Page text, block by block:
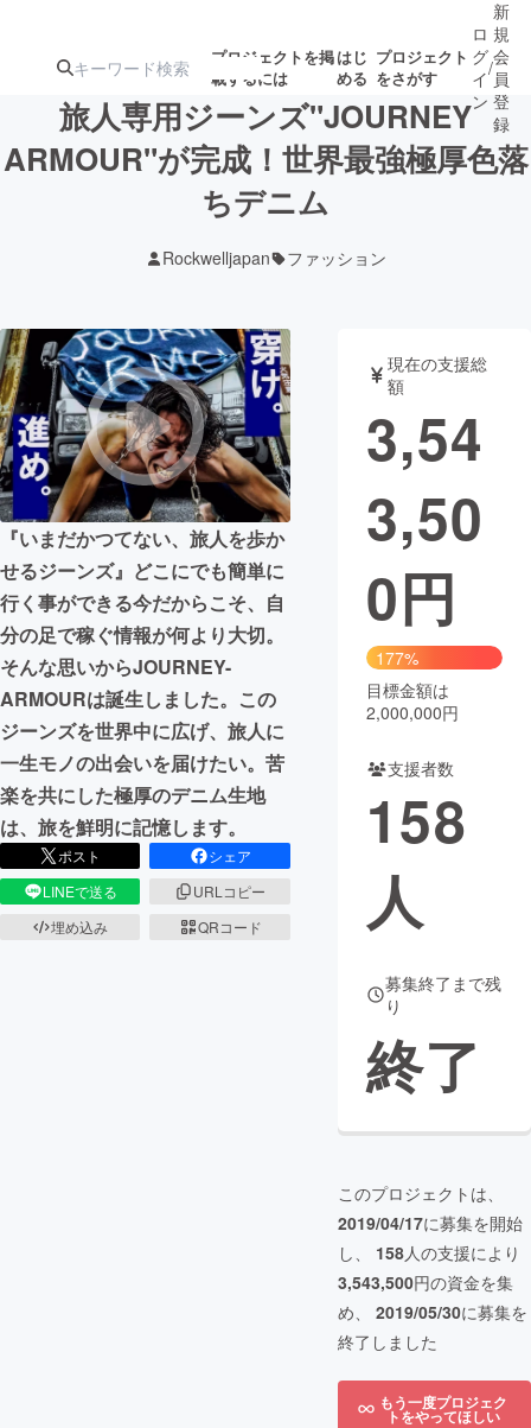
プロジェクトを掲
載するには
はじ
める
プロジェクト
をさがす
注目の新着プロ募集終了が近いプ
テクノロジー・ガジェット
映像・映画 書籍・雑誌
ビジネス・起業 チャレンジ
まちづくり・地域活性化
CAMPFIRE for Social Good
CAMPFIRE Creation
CAMPFIREふるさと納税
コミュニティ
ロ
グ
イ
ン
/
新
規
会
員
登
録
旅人専用ジーンズ"JOURNEY
ARMOUR"が完成！世界最強極厚色落
ちデニム
Rockwelljapan ファッション
『いまだかつてない、旅人を歩か
せるジーンズ』どこにでも簡単に
行く事ができる今だからこそ、自
分の足で稼ぐ情報が何より大切。
そんな思いからJOURNEY-
ARMOURは誕生しました。この
ジーンズを世界中に広げ、旅人に
一生モノの出会いを届けたい。苦
楽を共にした極厚のデニム生地
は、旅を鮮明に記憶します。
ポスト
シェア
LINEで送る
URLコピー
埋め込み
QRコード
現在の支援総
額
3,54
3,50
0円
177%
目標金額は
2,000,000円
支援者数
158
人
募集終了まで残
り
終了
このプロジェクトは、
2019/04/17に募集を開始
し、 158人の支援により
3,543,500円の資金を集
め、 2019/05/30に募集を
終了しました
もう一度プロジェク
トをやってほしい